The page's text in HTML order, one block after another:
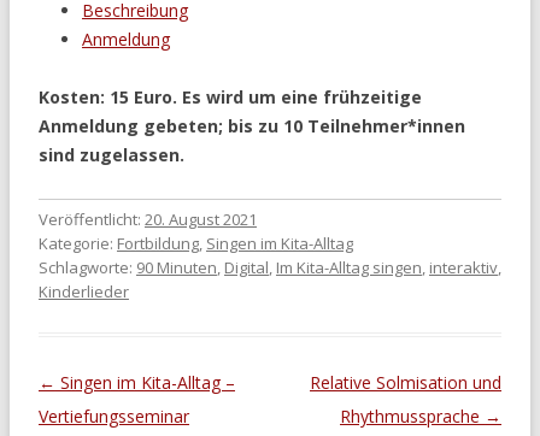
Beschreibung
Anmeldung
Kosten: 15 Euro. Es wird um eine frühzeitige
Anmeldung gebeten; bis zu 10 Teilnehmer*innen
sind zugelassen.
Veröffentlicht: 20. August 2021
Kategorie: Fortbildung, Singen im Kita-Alltag
Schlagworte: 90 Minuten, Digital, Im Kita-Alltag singen, interaktiv,
Kinderlieder
Beitragsnavigation
← Singen im Kita-Alltag –
Vertiefungsseminar
Relative Solmisation und
Rhythmussprache →